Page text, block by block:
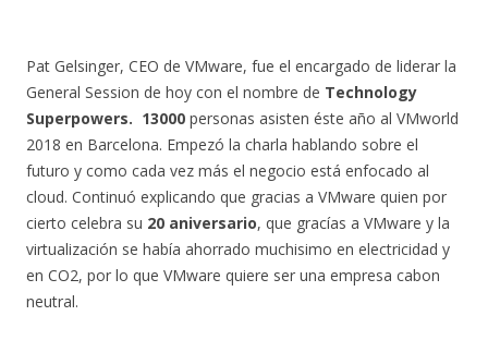
Pat Gelsinger, CEO de VMware, fue el encargado de liderar la
General Session de hoy con el nombre de Technology
Superpowers. 13000 personas asisten éste año al VMworld
2018 en Barcelona. Empezó la charla hablando sobre el
futuro y como cada vez más el negocio está enfocado al
cloud. Continuó explicando que gracias a VMware quien por
cierto celebra su 20 aniversario, que gracías a VMware y la
virtualización se había ahorrado muchisimo en electricidad y
en CO2, por lo que VMware quiere ser una empresa cabon
neutral.